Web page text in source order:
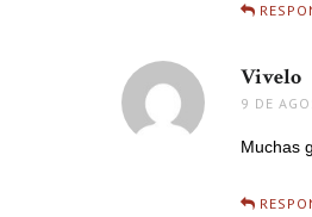
Vivelo
9 DE
Muchas